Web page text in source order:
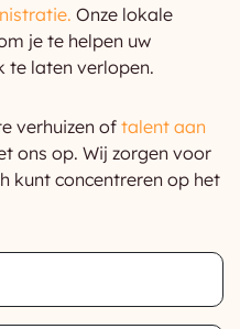
Onze lokale
je te helpen uw
te laten verlopen.
verhuizen of talent aan
ons op. Wij zorgen voor
kunt concentreren op het